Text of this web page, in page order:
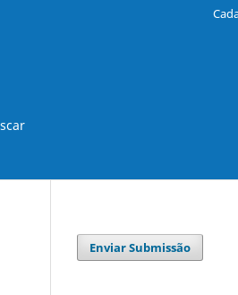
Enviar Submissão